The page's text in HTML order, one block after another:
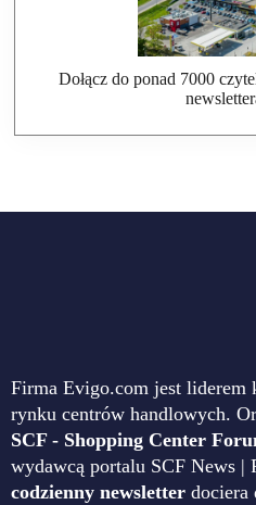
Dołącz do ponad 7000
Firma Evigo.com jest
rynku centrów handlowych.
SCF - Shopping Center
wydawcą portalu SCF News |
codzienny newsletter dociera